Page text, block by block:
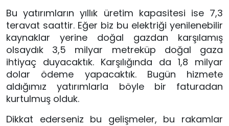
Bu yatırımların yıllık üretim kapasitesi ise 7,3
teravat saattir. Eğer biz bu elektriği yenilenebilir
kaynaklar yerine doğal gazdan karşılamış
olsaydık 3,5 milyar metreküp doğal gaza
ihtiyaç duyacaktık. Karşılığında da 1,8 milyar
dolar ödeme yapacaktık. Bugün hizmete
aldığımız yatırımlarla böyle bir faturadan
kurtulmuş olduk.
Dikkat ederseniz bu gelişmeler, bu rakamlar